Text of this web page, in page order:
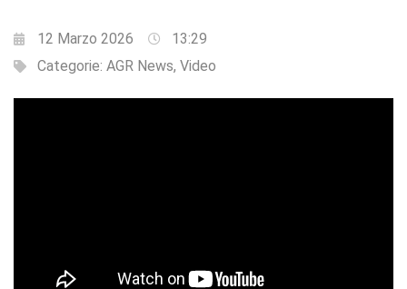
12 Marzo 2026
13:29
Categorie: AGR News, Video